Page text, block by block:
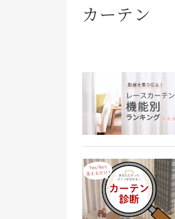
カーテン